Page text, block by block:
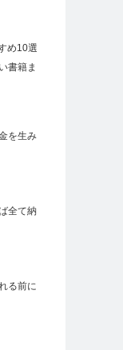
め10選
書籍ま
を生み
全て納
る前に